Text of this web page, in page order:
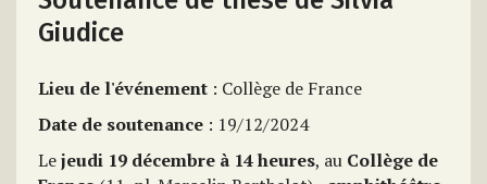
Giudice
Lieu de l'événement : Collège de France
Date de soutenance : 19/12/2024
Lejeudi 19 décembre à 14 heures, au Collège de